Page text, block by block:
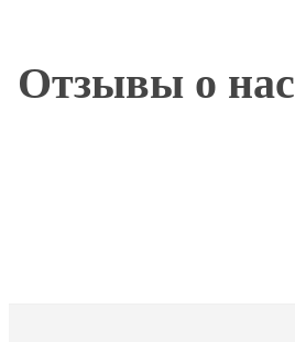
Отзывы о нас